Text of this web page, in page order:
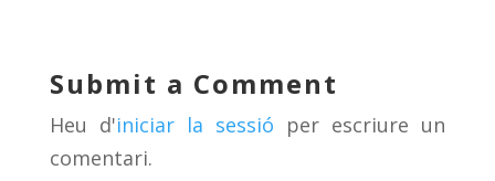
y d
s
a
m
ar
te
ix
Submit a Comment
Heu d'iniciar la sessió per escriure un
comentari.